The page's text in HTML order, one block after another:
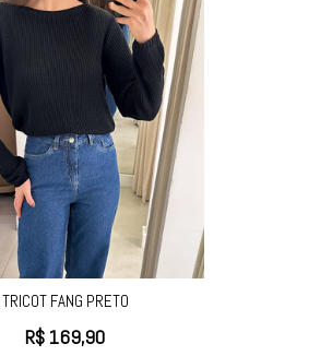
TRICOT FANG PRETO
R$ 169,90